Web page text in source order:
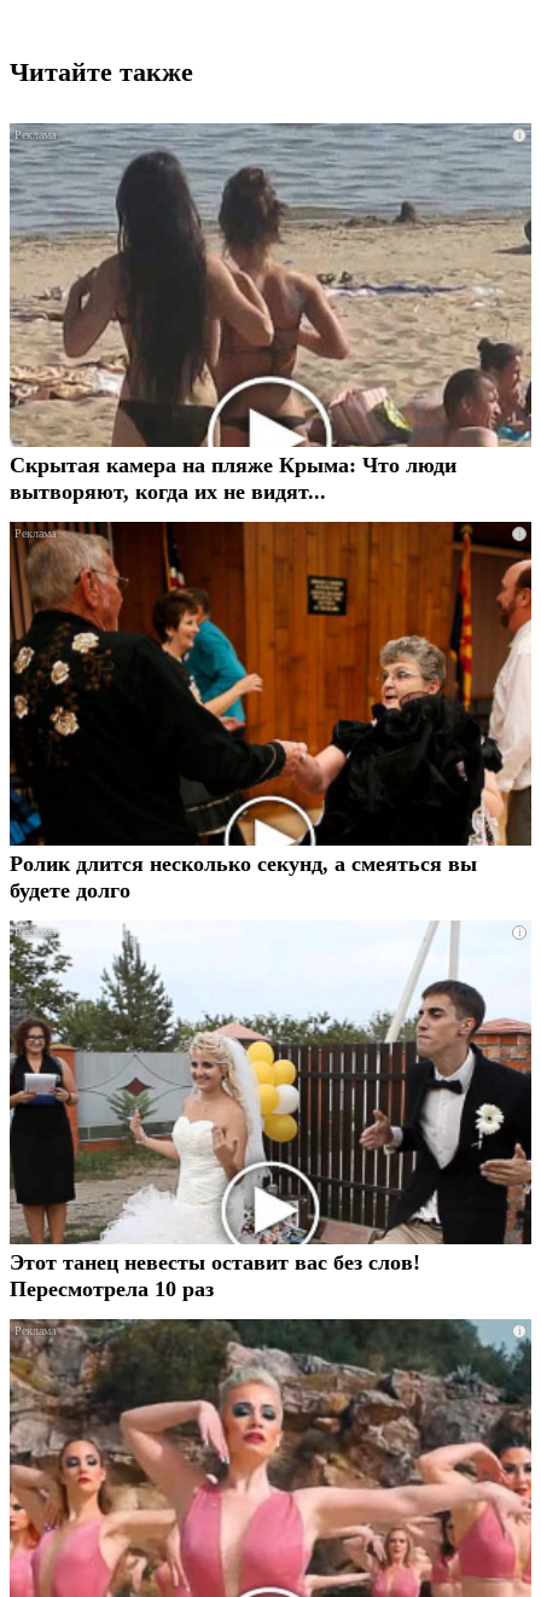
Читайте также
i
Скрытая камера на пляже Крыма: Что люди
вытворяют, когда их не видят...
i
Ролик длится несколько секунд, а смеяться вы
будете долго
i
Этот танец невесты оставит вас без слов!
Пересмотрела 10 раз
i